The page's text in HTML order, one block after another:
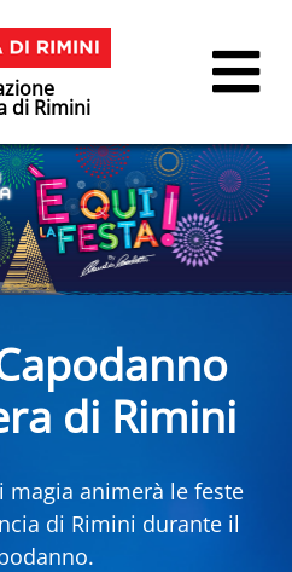
di Rimini
di Rimini
magia animerà le feste
di Rimini durante il